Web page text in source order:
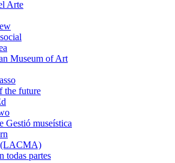
Arte
Museum of Art
the future
Gestió museística
(LACMA)
todas partes